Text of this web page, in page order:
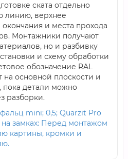
ската отдельно
линию, верхнее
и места прохода
Монтажники получают
но и разбивку
и схему обработки
обозначение RAL
на основной плоскости и
пока детали можно
разборки.
mini; 0,5; Quarzit Pro
на замках: Перед монтажом
картины, кромки и